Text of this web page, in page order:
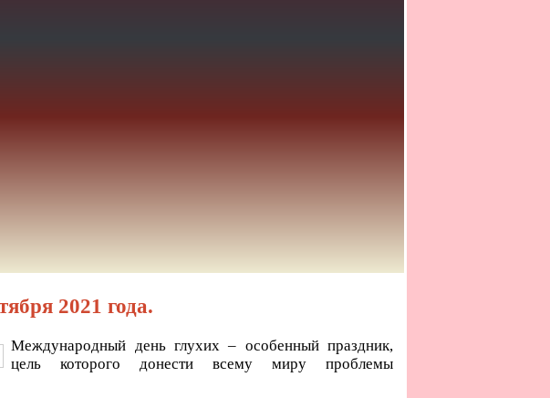
2021 года.
Международный день глухих – особенный праздник,
цель которого донести всему миру проблемы